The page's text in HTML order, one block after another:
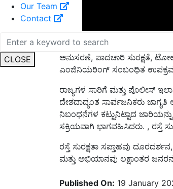
Our Team
Contact
CLOSE
ಹೆಚ್ಚುವರಿಯಾಗಿ, NHAI,
ಅನುಸರಣೆ, ಪಾದಚಾರಿ ಸುರಕ್ಷತೆ,
ಎಂಜಿನಿಯರಿಂಗ್ ಸಂಬಂಧಿತ
ರಾಜ್ಯಗಳ ಸಾರಿಗೆ ಮತ್ತು ಪೊಲೀಸ್
ದೇಶದಾದ್ಯಂತ ಸಾರ್ವಜನಿಕರು
ನಿಬಂಧನೆಗಳ ಕಟ್ಟುನಿಟ್ಟಾದ
ಸಕ್ರಿಯವಾಗಿ ಭಾಗವಹಿಸಿದರು. , ರಸ್ತೆ
ರಸ್ತೆ ಸುರಕ್ಷತಾ ಸಪ್ತಾಹವು
ಮತ್ತು ಅಭಿಯಾನವು ಲಕ್ಷಾಂತರ
English Summary:Shri Nitin